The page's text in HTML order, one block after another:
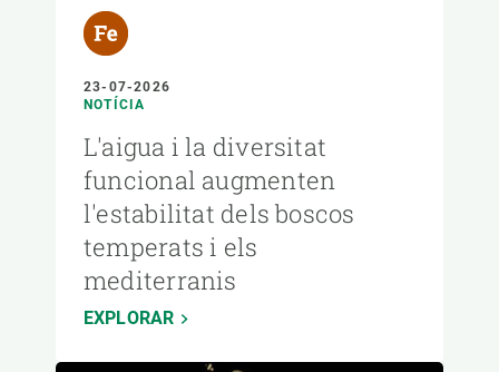
23-07-2026
NOTÍCIA
L'aigua i la diversitat
funcional augmenten
l'estabilitat dels boscos
temperats i els
mediterranis
EXPLORAR